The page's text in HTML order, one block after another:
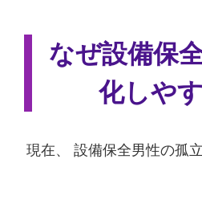
なぜ設備保
化しや
現在、 設備保全男性の孤